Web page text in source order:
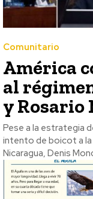
Comunitario
América
al
y
Pese a la estrategia
intento de boicot a la
Nicaragua, Denis